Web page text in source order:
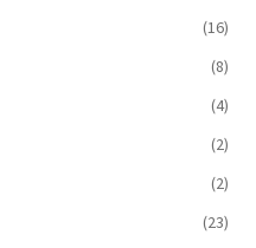
(16)
(8)
(4)
(2)
(2)
(23)